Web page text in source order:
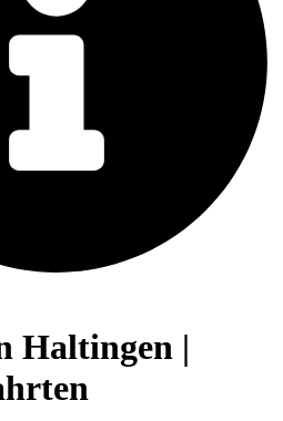
Haltingen |